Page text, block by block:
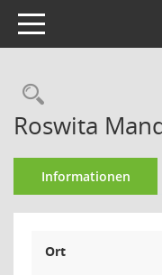
Toggle navigation
Roswita
Informationen
Ort